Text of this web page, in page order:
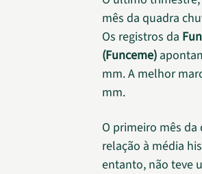
mês da quadra
Os registros da
(Funceme)
mm. A melhor
mm.
O primeiro mês
relação à média
entanto, não teve